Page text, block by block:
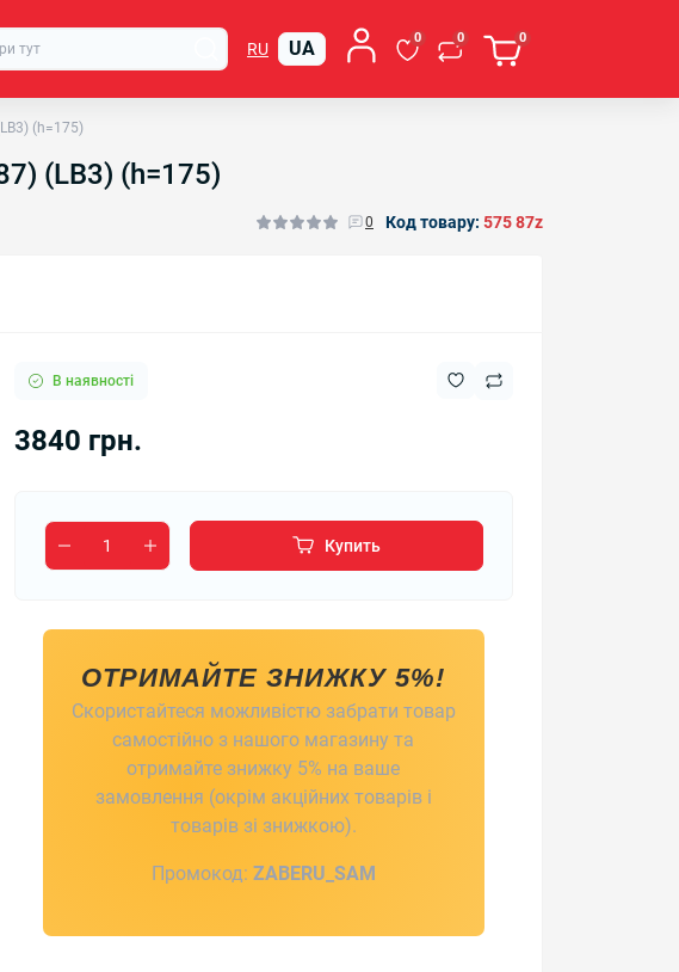
RU UA 0 0 0
(h=175)
(LB3) (h=175)
0 Код товару: 575 87z
В наявності
3840 грн.
Купить
ОТРИМАЙТЕ ЗНИЖКУ 5%!
Скористайтеся можливістю забрати товар
самостійно з нашого магазину та
отримайте знижку 5% на ваше
замовлення (окрім акційних товарів і
товарів зі знижкою).
Промокод: ZABERU_SAM